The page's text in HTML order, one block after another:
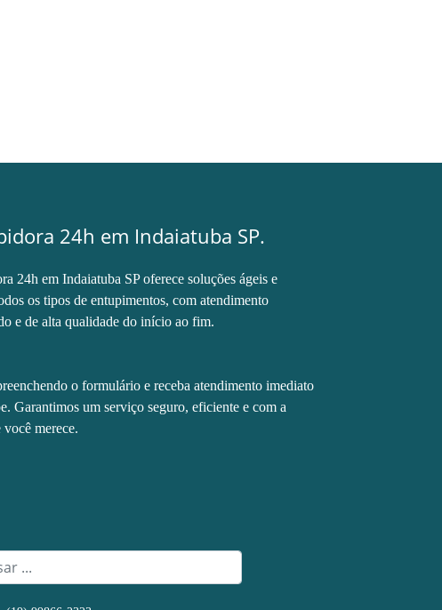
24h em Indaiatuba SP.
24h em Indaiatuba SP oferece soluções ágeis e
os tipos de entupimentos, com atendimento
e de alta qualidade do início ao fim.
o formulário e receba atendimento imediato
Garantimos um serviço seguro, eficiente e com a
merece.